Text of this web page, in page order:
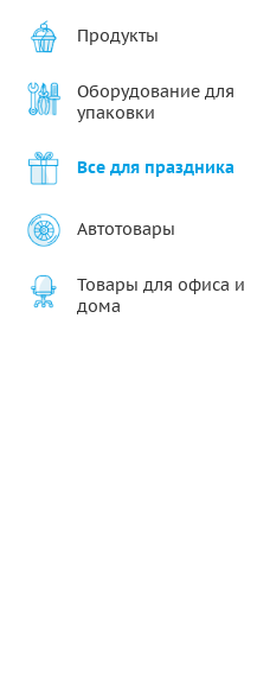
Продукты
Оборудование для
упаковки
Все для праздника
Автотовары
Товары для офиса и
дома